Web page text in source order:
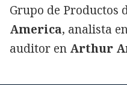
Grupo de Productos
America, analista
auditor en Arthur